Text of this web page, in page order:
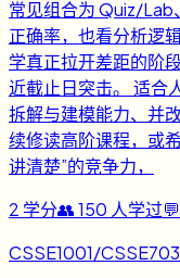
常见组合为 Quiz/Lab
正确率，也看分析逻
学真正拉开差距的阶
近截止日突击。 适合
拆解与建模能力、并
续修读高阶课程，或
讲清楚”的竞争力，
2 学分👥150 人学过💬
CSSE1001/